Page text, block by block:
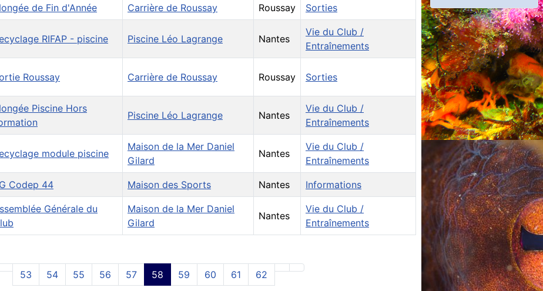
de Fin d'Année Carrière de Roussay Roussay Sorties
RIFAP - piscine Piscine Léo Lagrange Nantes
Vie du Club /
Entraînements
Roussay Carrière de Roussay Roussay Sorties
Piscine Hors
Piscine Léo Lagrange Nantes
Vie du Club /
Entraînements
module piscine
Maison de la Mer Daniel
Gilard
Nantes
Vie du Club /
Entraînements
Codep 44 Maison des Sports Nantes Informations
Générale du
Maison de la Mer Daniel
Gilard
Nantes
Vie du Club /
Entraînements
53 54 55 56 57 58 59 60 61 62